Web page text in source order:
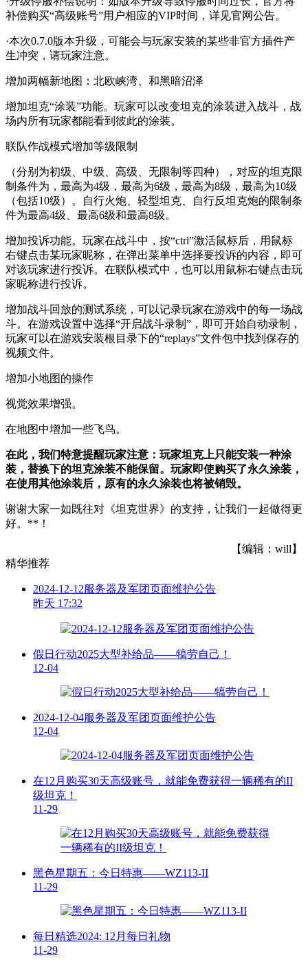
补偿购买“高级账号”用户相应的VIP时间，详见官网公告。
·本次0.7.0版本升级，可能会与玩家安装的某些非官方插件产
生冲突，请玩家注意。
增加两幅新地图：北欧峡湾、和黑暗沼泽
增加坦克“涂装”功能。玩家可以改变坦克的涂装进入战斗，战
场内所有玩家都能看到彼此的涂装。
联队作战模式增加等级限制
（分别为初级、中级、高级、无限制等四种），对应的坦克限
制条件为，最高为4级，最高为6级，最高为8级，最高为10级
（包括10级）。自行火炮、轻型坦克、自行反坦克炮的限制条
件为最高4级、最高6级和最高8级。
增加投诉功能。玩家在战斗中，按“ctrl”激活鼠标后，用鼠标
右键点击某玩家昵称，在弹出菜单中选择要投诉的内容，即可
对该玩家进行投诉。在联队模式中，也可以用鼠标右键点击玩
家昵称进行投诉。
增加战斗回放的测试系统，可以记录玩家在游戏中的每一场战
斗。在游戏设置中选择“开启战斗录制”，即可开始自动录制，
玩家可以在游戏安装根目录下的“replays”文件包中找到保存的
视频文件。
增加小地图的操作
视觉效果增强。
在地图中增加一些飞鸟。
在此，我们特意提醒玩家注意：玩家坦克上只能安装一种涂
装，替换下的坦克涂装不能保留。玩家即使购买了永久涂装，
在使用其他涂装后，原有的永久涂装也将被销毁。
谢谢大家一如既往对《坦克世界》的支持，让我们一起做得更
好。**！
【编辑：will】
精华推荐
2024-12-12服务器及军团页面维护公告
昨天 17:32
假日行动2025大型补给品——犒劳自己！
12-04
2024-12-04服务器及军团页面维护公告
12-04
在12月购买30天高级账号，就能免费获得一辆稀有的II
级坦克！
11-29
黑色星期五：今日特惠——WZ113-II
11-29
每日精选2024: 12月每日礼物
11-29